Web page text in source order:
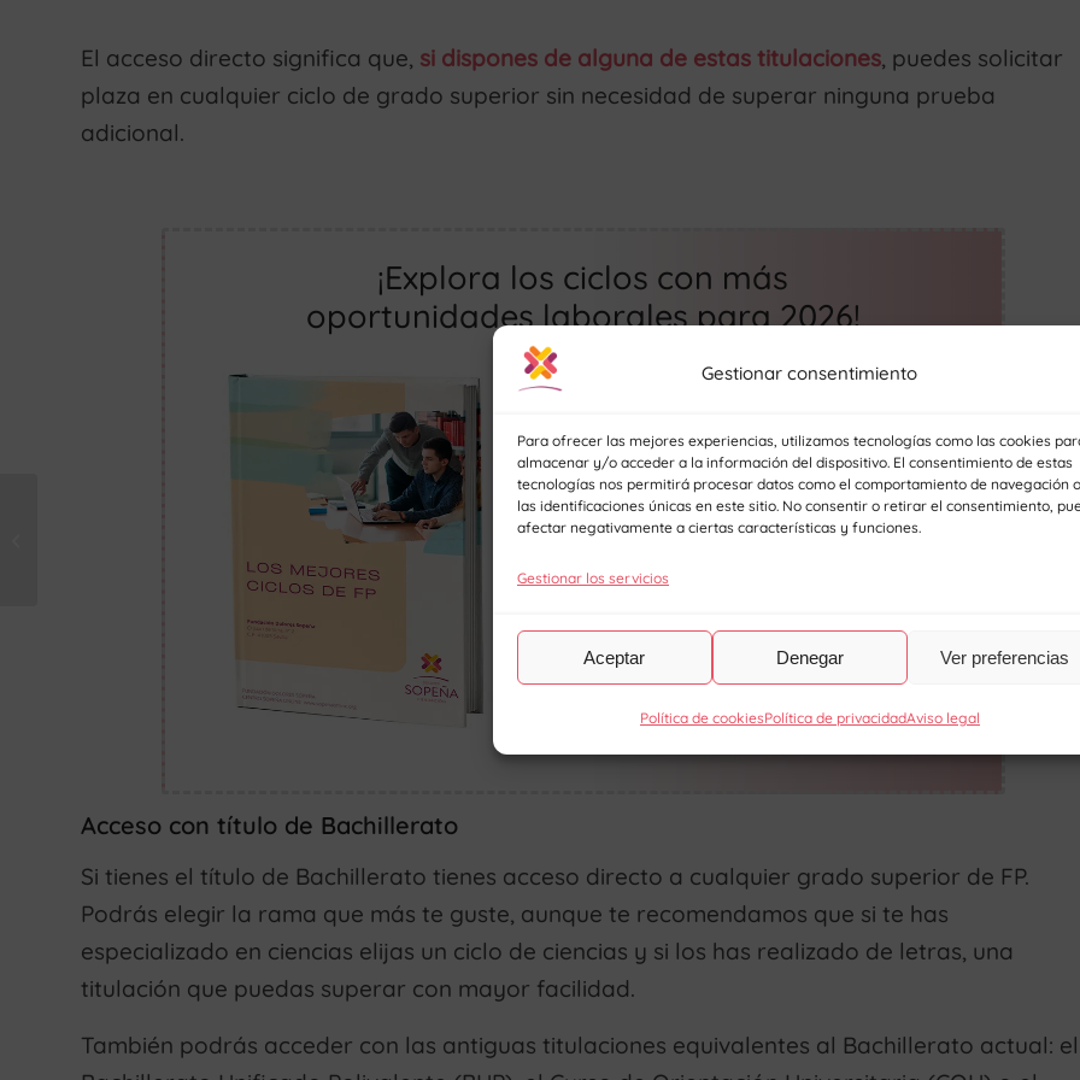
Gestionar consentimiento
Para ofrecer las mejores experiencias, utilizamos tecnologías como las cookies
almacenar y/o acceder a la información del dispositivo. El consentimiento de estas
tecnologías nos permitirá procesar datos como el comportamiento de navegación o
las identificaciones únicas en este sitio. No consentir o retirar el consentimiento,
afectar negativamente a ciertas características y funciones.
Gestionar los servicios
Aceptar Denegar Ver preferencias
Política de cookiesPolítica de privacidadAviso legal
El acceso directo significa que, si dispones de alguna de estas titulaciones , puedes solicitar
plaza en cualquier ciclo de grado superior sin necesidad de superar ninguna prueba
adicional.
¡Explora los ciclos con más
oportunidades laborales para 2026!
Acceso con título de Bachillerato
Si tienes el título de Bachillerato tienes acceso directo a cualquier grado superior de FP.
Podrás elegir la rama que más te guste, aunque te recomendamos que si te has
especializado en ciencias elijas un ciclo de ciencias y si los has realizado de letras, una
titulación que puedas superar con mayor facilidad.
También podrás acceder con las antiguas titulaciones equivalentes al Bachillerato actual: el